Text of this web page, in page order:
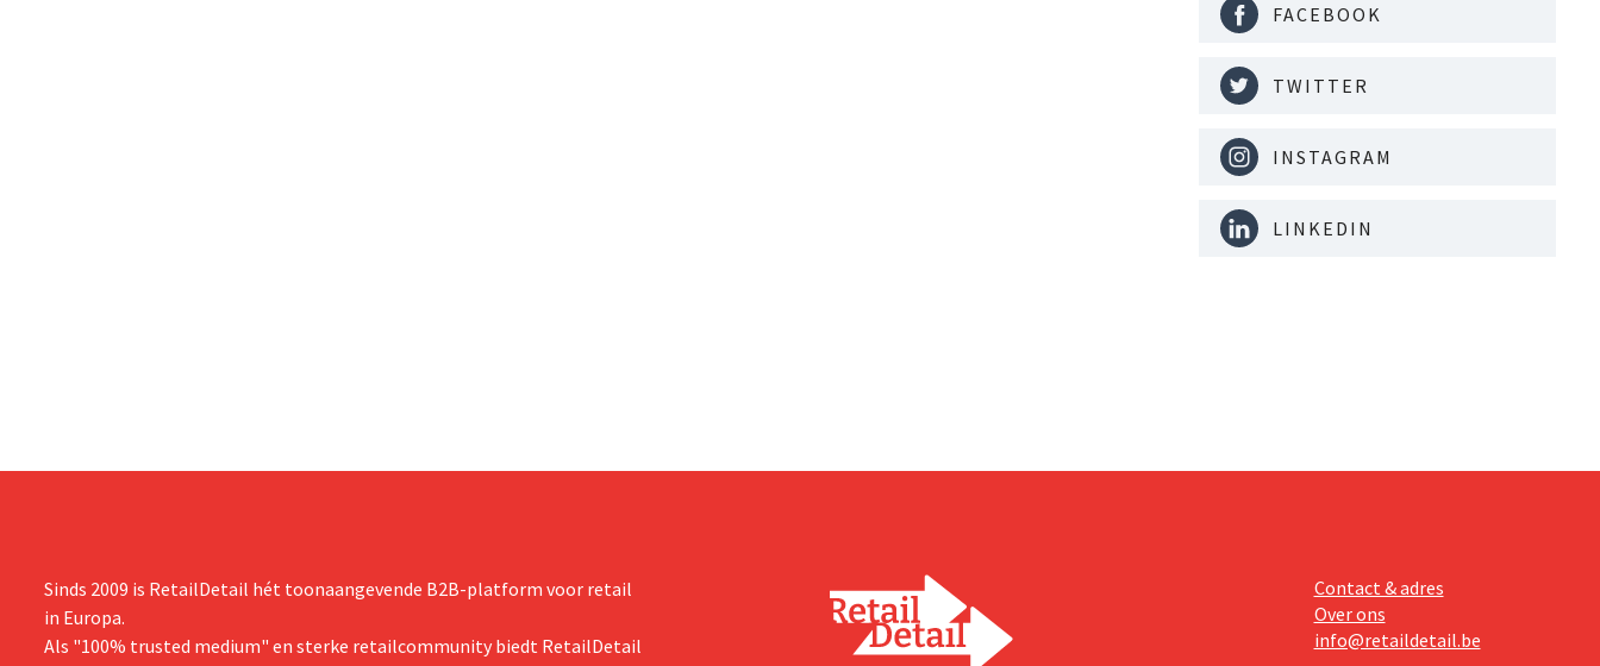
FACEBOOK
TWITTER
INSTAGRAM
LINKEDIN
Sinds 2009 is RetailDetail hét toonaangevende B2B-platform voor retail
in Europa.
Als "100% trusted medium" en sterke retailcommunity biedt RetailDetail
Contact & adres
Over ons
info@retaildetail.be